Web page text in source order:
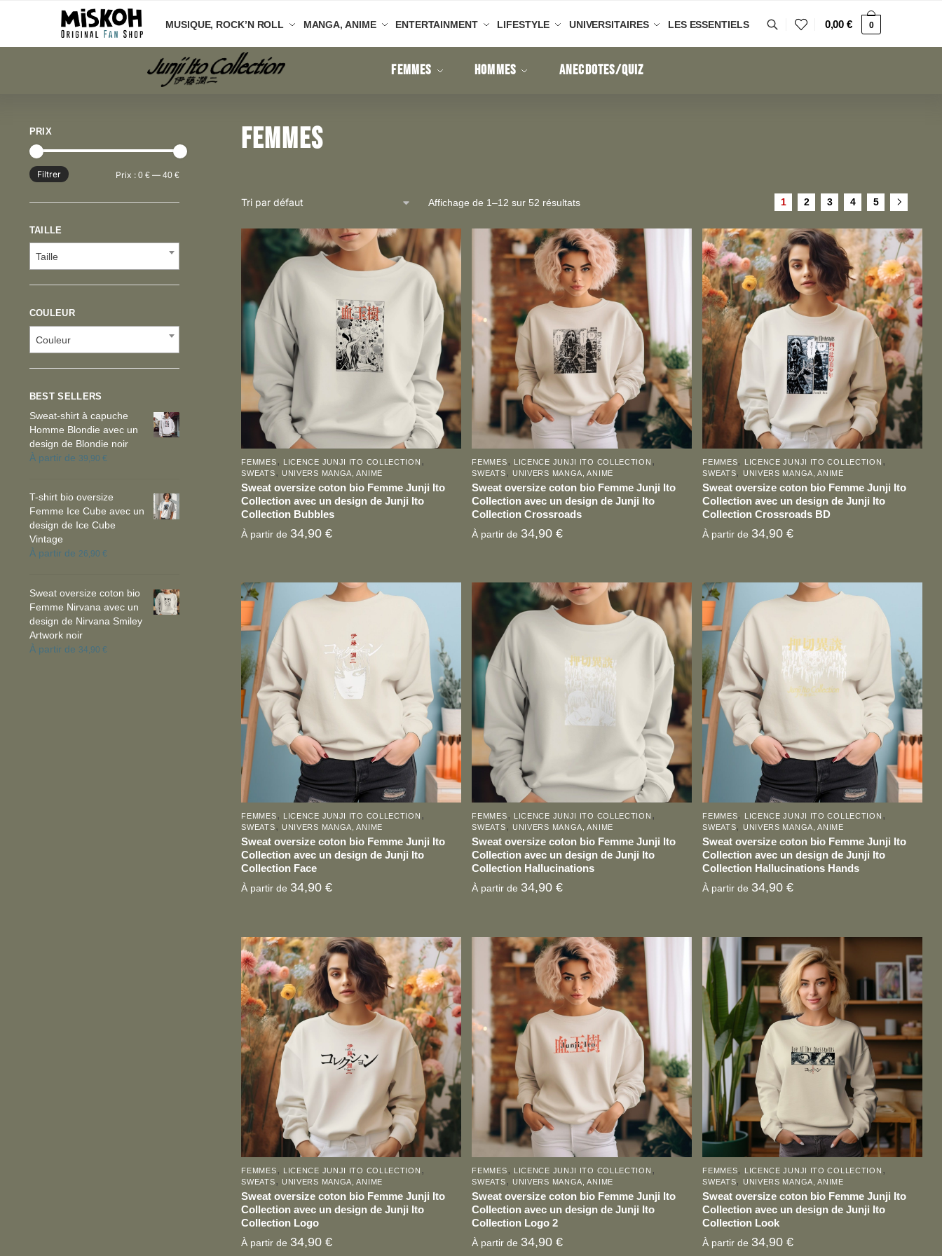
MUSIQUE, ROCK’N ROLL MANGA, ANIME ENTERTAINMENT LIFESTYLE UNIVERSITAIRES LES ESSENTIELS 0,00€ 0
FEMMES HOMMES ANECDOTES/QUIZ
Femmes
Affichage de 1–12 sur 52 résultats 1 2 3 4 5
FEMMES, LICENCE JUNJI ITO COLLECTION ,
SWEATS, UNIVERS MANGA, ANIME
Sweat oversize coton bio Femme Junji Ito
Collection avec un design de Junji Ito
Collection Bubbles
À partir de 34,90€
Ce
produit
a
plusieurs
variations.
Les
options
peuvent
être
choisies
sur
la
page
du
produit
FEMMES, LICENCE JUNJI ITO COLLECTION ,
SWEATS, UNIVERS MANGA, ANIME
Sweat oversize coton bio Femme Junji Ito
Collection avec un design de Junji Ito
Collection Crossroads
À partir de 34,90€
Ce
plusieurs
variations.
Les
options
peuvent
être
choisies
sur
page
du
produit
FEMMES, LICENCE JUNJI ITO COLLECTION ,
SWEATS, UNIVERS MANGA, ANIME
Sweat oversize coton bio Femme Junji Ito
Collection avec un design de Junji Ito
Collection Crossroads BD
À partir de 34,90€
Ce
produit
a
plusieurs
variations.
Les
options
peuvent
être
choisies
sur
la
page
du
produit
FEMMES, LICENCE JUNJI ITO COLLECTION ,
SWEATS, UNIVERS MANGA, ANIME
Sweat oversize coton bio Femme Junji Ito
Collection avec un design de Junji Ito
Collection Face
À partir de 34,90€
Ce
produit
a
plusieurs
variations.
Les
options
peuvent
être
choisies
sur
la
page
du
produit
FEMMES, LICENCE JUNJI ITO COLLECTION ,
SWEATS, UNIVERS MANGA, ANIME
Sweat oversize coton bio Femme Junji Ito
Collection avec un design de Junji Ito
Collection Hallucinations
À partir de 34,90€
produit
plusieurs
variations.
Les
options
peuvent
être
choisies
page
du
produit
FEMMES, LICENCE JUNJI ITO COLLECTION ,
SWEATS, UNIVERS MANGA, ANIME
Sweat oversize coton bio Femme Junji Ito
Collection avec un design de Junji Ito
Collection Hallucinations Hands
À partir de 34,90€
Ce
produit
a
plusieurs
variations.
Les
options
peuvent
être
choisies
sur
la
page
du
produit
FEMMES, LICENCE JUNJI ITO COLLECTION ,
SWEATS, UNIVERS MANGA, ANIME
Sweat oversize coton bio Femme Junji Ito
Collection avec un design de Junji Ito
Collection Logo
À partir de 34,90€
FEMMES, LICENCE JUNJI ITO COLLECTION ,
SWEATS, UNIVERS MANGA, ANIME
Sweat oversize coton bio Femme Junji Ito
Collection avec un design de Junji Ito
Collection Logo 2
À partir de 34,90€
FEMMES, LICENCE JUNJI ITO COLLECTION ,
SWEATS, UNIVERS MANGA, ANIME
Sweat oversize coton bio Femme Junji Ito
Collection avec un design de Junji Ito
Collection Look
À partir de 34,90€
PRIX
Prix
Prix
Filtrer Prix :0 € —40 €
TAILLE
Taille
COULEUR
Couleur
BEST SELLERS
Sweat-shirt à capuche
Homme Blondie avec un
design de Blondie noir
À partir de 39,90 €
T-shirt bio oversize
Femme Ice Cube avec un
design de Ice Cube
Vintage
À partir de 26,90 €
Sweat oversize coton bio
Femme Nirvana avec un
design de Nirvana Smiley
Artwork noir
À partir de 34,90 €